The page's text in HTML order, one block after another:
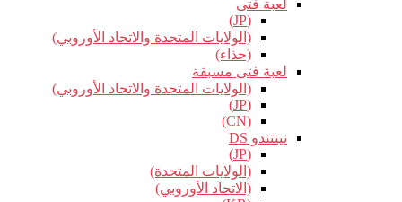
لعبة فتى
(JP)
(الولايات المتحدة والاتحاد الأوروبي)
(حذاء)
لعبة فتى مسبقة
(الولايات المتحدة والاتحاد الأوروبي)
(JP)
(CN)
نينتندو DS
(JP)
(الولايات المتحدة)
(الاتحاد الأوروبي)